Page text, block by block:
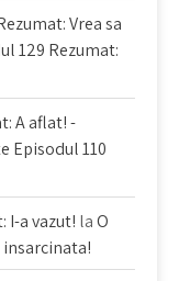
Vrea sa
129 Rezumat:
A aflat! -
Episodul 110
I-a vazut! laO
insarcinata!